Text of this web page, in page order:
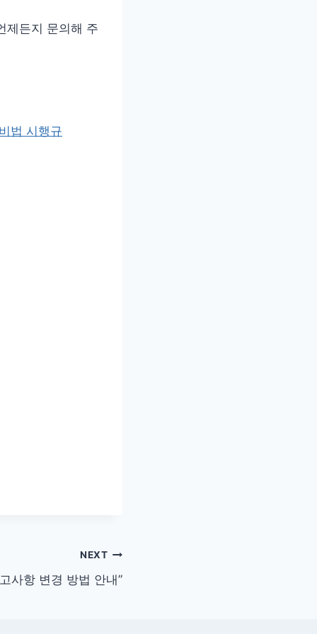
제든지 문의해 주
법 시행규
NEXT
사항 변경 방법 안내”